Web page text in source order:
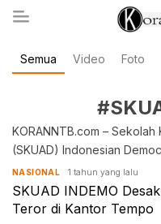
koranntb.com
Semua Video Foto
KORANNTB.com –
(SKUAD) Indonesian
NASIONAL 1 tahun yang lalu
SKUAD INDEMO
Teror di Kantor Tempo